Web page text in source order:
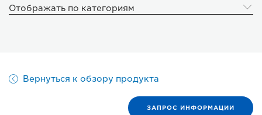
Отображать по категориям
Вернуться к обзору продукта
ЗАПРОС ИНФОРМАЦИИ